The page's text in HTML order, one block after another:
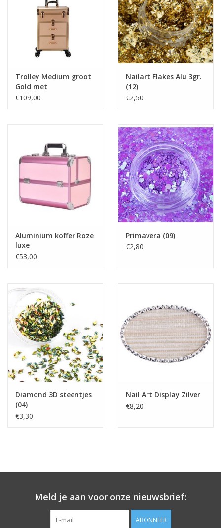
Trolley Medium groot
Gold met
opbergvakken
€109,00
Nailart Flakes Alu 3gr.
(12)
€2,50
Aluminium koffer Roze
luxe
€53,00
Primavera (09)
€2,80
Diamond 3D steentjes
(04)
€3,30
Nail Art Display Zilver
€8,20
Meld je aan voor onze nieuwsbrief:
ABONNEER